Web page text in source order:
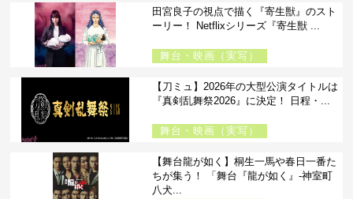
田宮良子の視点で描く『寄生獣』のスト
ーリー！ Netflixシリーズ『寄生獣 ...
舞台・映画（実写）
【刀ミュ】2026年の大型公演タイトルは
『真剣乱舞祭2026』に決定！ 日程・...
舞台・映画（実写）
【舞台龍が如く】桐生一馬や春日一番た
ちが集う！ 「舞台『龍が如く』-神室町
八犬...